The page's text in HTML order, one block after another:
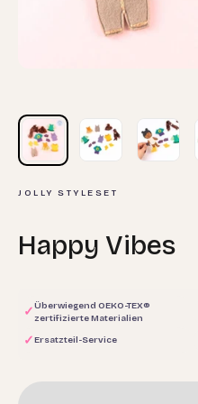
JOLLY STYLESET
Happy Vibes
✓Überwiegend OEKO-TEX®
zertifizierte Materialien
✓Ersatzteil-Service